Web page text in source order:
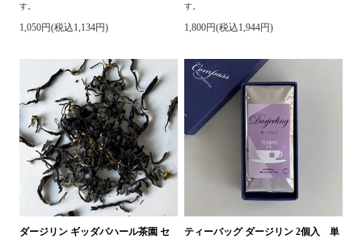
す。
1,050円(税込1,134円)
す。
1,800円(税込1,944円)
ダージリン ギッダパハール茶園 セ
ティーバッグ ダージリン 2個入 単